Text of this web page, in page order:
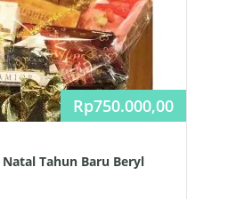
Rp750.000,00
Natal Tahun Baru Beryl